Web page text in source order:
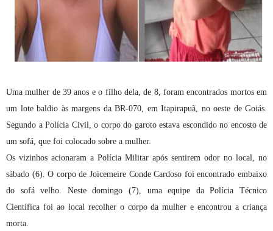
Uma mulher de 39 anos e o filho dela, de 8, foram encontrados mortos em
um lote baldio às margens da BR-070, em Itapirapuã, no oeste de Goiás.
Segundo a Polícia Civil, o corpo do garoto estava escondido no encosto de
um sofá, que foi colocado sobre a mulher.
Os vizinhos acionaram a Polícia Militar após sentirem odor no local, no
sábado (6). O corpo de Joicemeire Conde Cardoso foi encontrado embaixo
do sofá velho. Neste domingo (7), uma equipe da Polícia Técnico
Científica foi ao local recolher o corpo da mulher e encontrou a criança
morta.